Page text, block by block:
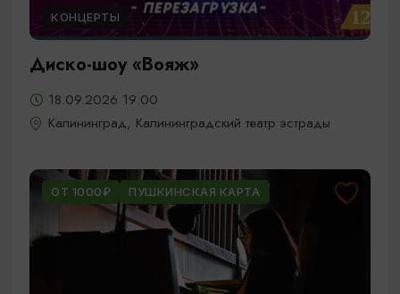
КОНЦЕРТЫ
Диско-шоу «Вояж»
18.09.2026 19:00
Калининград, Калининградский театр эстрады
ОТ 1000₽ ПУШКИНСКАЯ КАРТА